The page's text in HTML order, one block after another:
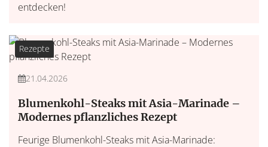
entdecken!
Rezepte
21.04.2026
Blumenkohl-Steaks mit Asia-Marinade –
Modernes pflanzliches Rezept
Feurige Blumenkohl-Steaks mit Asia-Marinade: